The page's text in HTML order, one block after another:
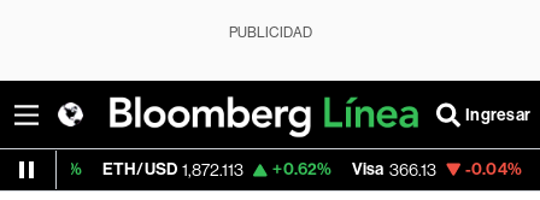
PUBLICIDAD
Ingresar
ETH/USD 1,872.113 +0.62% Visa 366.13 -0.04%